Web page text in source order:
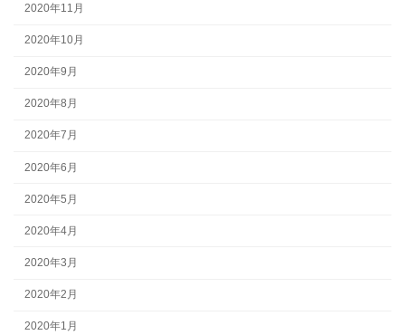
2020年11月
2020年10月
2020年9月
2020年8月
2020年7月
2020年6月
2020年5月
2020年4月
2020年3月
2020年2月
2020年1月